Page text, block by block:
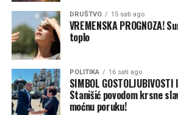
Predlog predviđa da države donjeg
Kalifornija i Nevada — smanje
mogućnost dodatnih ograničenja
Savezni zvaničnici očekuju da će nivo
da opada tokom većeg dela
DRUŠTVO 15 sati ago
VREMENSKA PROGNOZA!
toplo
POLITIKA 16 sati ago
SIMBOL
Stanišić povodom krsne
moćnu poruku!